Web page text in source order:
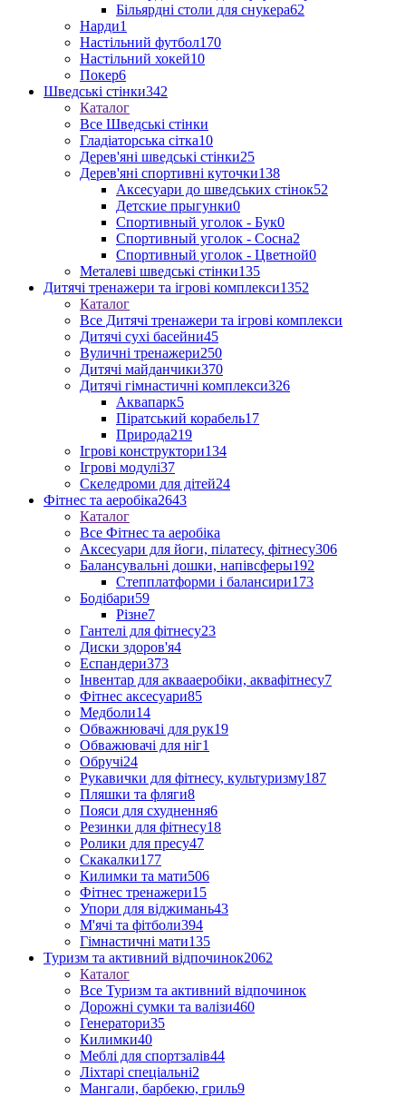
Більярдні столи для снукера62
Нарди1
Настільний футбол170
Настільний хокей10
Покер6
Шведські стінки342
Каталог
Все Шведські стінки
Гладіаторська сітка10
Дерев'яні шведські стінки25
Дерев'яні спортивні куточки138
Аксесуари до шведських стінок52
Детские прыгунки0
Спортивный уголок - Бук0
Спортивный уголок - Сосна2
Спортивный уголок - Цветной0
Металеві шведські стінки135
Дитячі тренажери та ігрові комплекси1352
Каталог
Все Дитячі тренажери та ігрові комплекси
Дитячі сухі басейни45
Вуличні тренажери250
Дитячі майданчики370
Дитячі гімнастичні комплекси326
Аквапарк5
Піратський корабель17
Природа219
Ігрові конструктори134
Ігрові модулі37
Скеледроми для дітей24
Фітнес та аеробіка2643
Каталог
Все Фітнес та аеробіка
Аксесуари для йоги, пілатесу, фітнесу306
Балансувальні дошки, напівсферы192
Степплатформи і балансири173
Бодібари59
Різне7
Гантелі для фітнесу23
Диски здоров'я4
Еспандери373
Інвентар для аквааеробіки, аквафітнесу7
Фітнес аксесуари85
Медболи14
Обважнювачі для рук19
Обважювачі для ніг1
Обручі24
Рукавички для фітнесу, культуризму187
Пляшки та фляги8
Пояси для схуднення6
Резинки для фітнесу18
Ролики для пресу47
Скакалки177
Килимки та мати506
Фітнес тренажери15
Упори для віджимань43
М'ячі та фітболи394
Гімнастичні мати135
Туризм та активний відпочинок2062
Каталог
Все Туризм та активний відпочинок
Дорожні сумки та валізи460
Генератори35
Килимки40
Меблі для спортзалів44
Ліхтарі спеціальні2
Мангали, барбекю, гриль9